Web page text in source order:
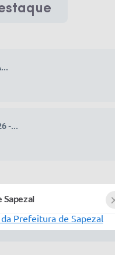
-...
Ver mais
Sapezal